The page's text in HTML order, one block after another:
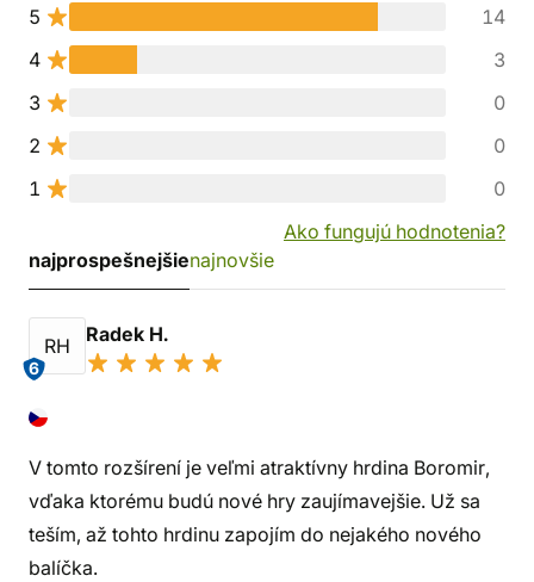
5
14
4
3
3
0
2
0
1
0
Ako fungujú hodnotenia?
najprospešnejšienajnovšie
RH
6
Radek H.
V tomto rozšírení je veľmi atraktívny hrdina Boromir,
vďaka ktorému budú nové hry zaujímavejšie. Už sa
teším, až tohto hrdinu zapojím do nejakého nového
balíčka.